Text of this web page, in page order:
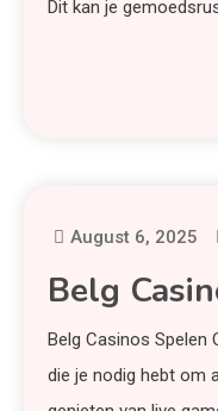
Dit kan je
August 6, 2025
Belg
Belg Casinos Spelen
die je nodig hebt om